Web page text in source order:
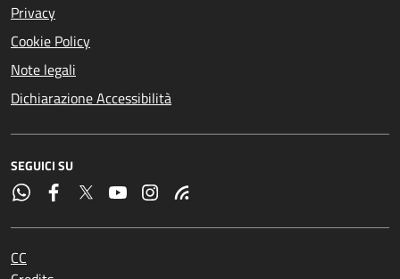
Privacy
Cookie Policy
Note legali
Dichiarazione Accessibilità
SEGUICI SU
CC